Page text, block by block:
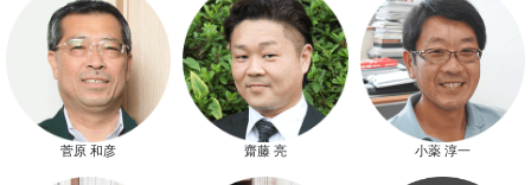
スマートハウス 完成見学会開催
菅原 和彦 齋藤 亮 小薬 淳一